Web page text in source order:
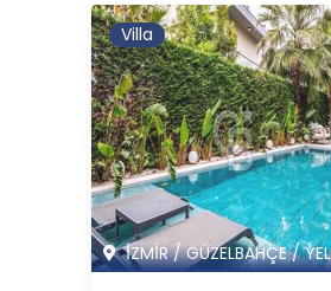
Villa
İZMİR/GÜZELBAHÇE/